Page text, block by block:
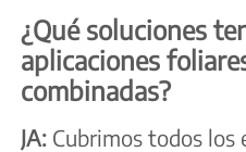
¿Qué soluciones
aplicaciones
combinadas?
JA: Cubrimos todos los